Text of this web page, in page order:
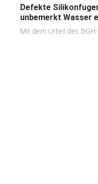
Defekte
unbemerkt Wasser
Mit dem Urteil des